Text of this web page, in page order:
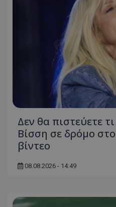
Δεν θα πιστεύετε
Βίσση σε δρόμο
βίντεο
08.08.2026 - 14:49